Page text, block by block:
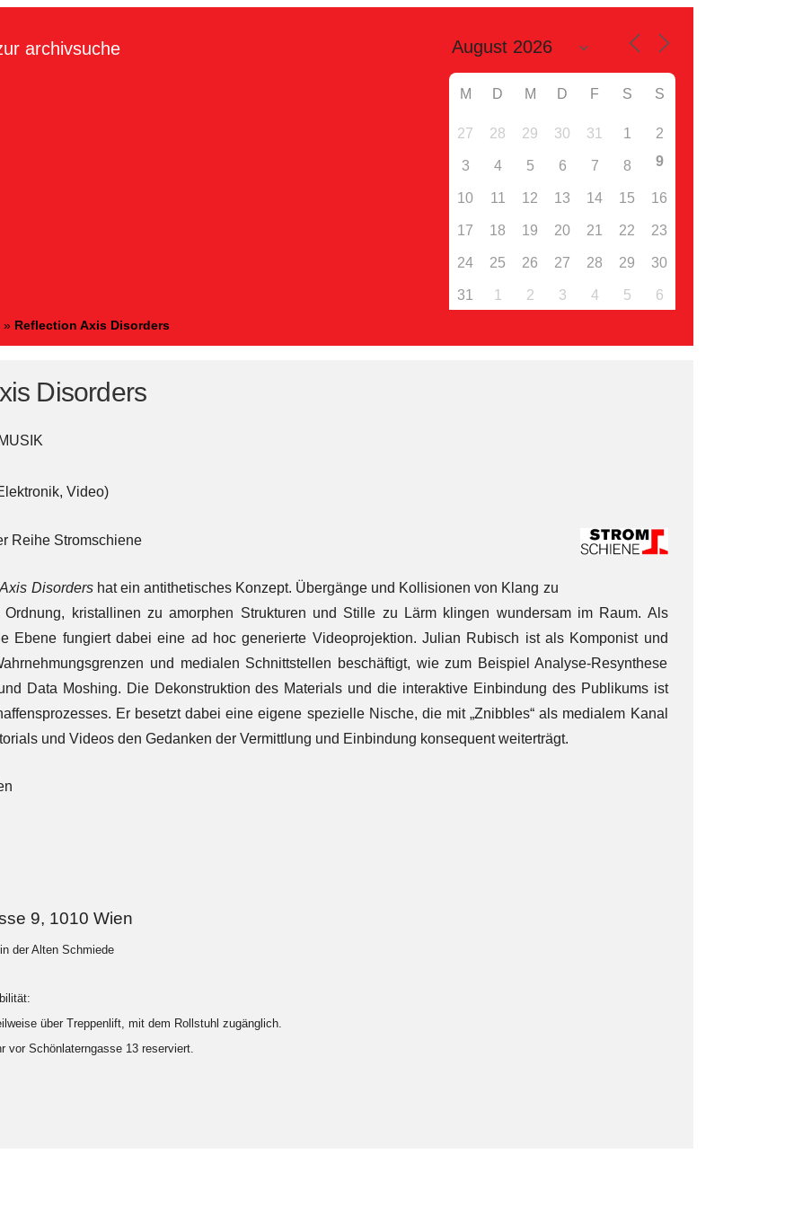
archivsuche
M D M D F S S
27 28 29 30 31 1 2
3 4 5 6 7 8 9
10 11 12 13 14 15 16
17 18 19 20 21 22 23
24 25 26 27 28 29 30
31 1 2 3 4 5 6
» Reflection Axis Disorders
Disorders
Video)
Reihe Stromschiene
Disordershat ein antithetisches Konzept. Übergänge und Kollisionen von Klang zu
kristallinen zu amorphen Strukturen und Stille zu Lärm klingen wundersam im Raum. Als
Ebene fungiert dabei eine ad hoc generierte Videoprojektion. Julian Rubisch ist als Komponist und
und medialen Schnittstellen beschäftigt, wie zum Beispiel Analyse-Resynthese
Data Moshing. Die Dekonstruktion des Materials und die interaktive Einbindung des Publikums ist
Er besetzt dabei eine eigene spezielle Nische, die mit „Znibbles“ als medialem Kanal
und Videos den Gedanken der Vermittlung und Einbindung konsequent weiterträgt.
9, 1010 Wien
der Alten Schmiede
über Treppenlift, mit dem Rollstuhl zugänglich.
vor Schönlaterngasse 13 reserviert.